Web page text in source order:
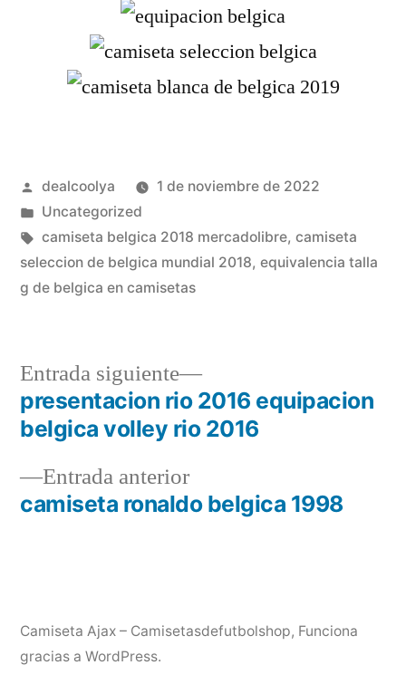
Publicado
por
dealcoolya
1 de noviembre de 2022
Publicado
en
Uncategorized
Etiquetas:
camiseta belgica 2018 mercadolibre, camiseta
seleccion de belgica mundial 2018, equivalencia talla
g de belgica en camisetas
Navegación
entradas
Entrada anteriorEntrada
anterior:
camiseta ronaldo belgica 1998
Entrada siguiente
Entrada
siguiente:
presentacion rio 2016 equipacion
belgica volley rio 2016
Camiseta Ajax – Camisetasdefutbolshop, Funciona
gracias a WordPress.